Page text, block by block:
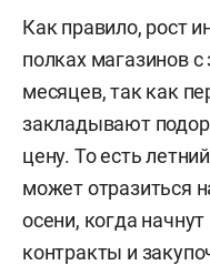
Как правило, рост
полках магазинов
месяцев, так как
закладывают
цену. То есть
может отразиться
осени, когда
контракты и